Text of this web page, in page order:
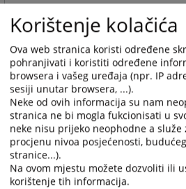
Osnovni zakonski akti koji propisuju
Tužilaštva Brčko distrikta BiH su: Zakon o
Zakon o krivičnom postupku Brčko distrikta
distrikta BiH. Tužilaštvo provodi i niz drugih
koje kao blanketnu normu upućuju temeljni
obezbjeđuje ili upotpunjuje izvršavanje
21.02.2011.
Više
Brzi linkovi
Korištenje kolačića
Ova web stranica koristi određene
pohranjivati i koristiti određene
browsera i vašeg uređaja (npr. IP
sesiji unutar browsera, ...).
Neke od ovih informacija su nam
stranica ne bi mogla fukcionisati u
neke nisu prijeko neophodne a
procjenu nivoa posjećenosti,
stranice...).
Na ovom mjestu možete dozvoliti ili
korištenje tih informacija.